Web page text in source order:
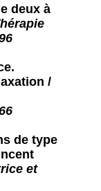
deux à
/
de type
et